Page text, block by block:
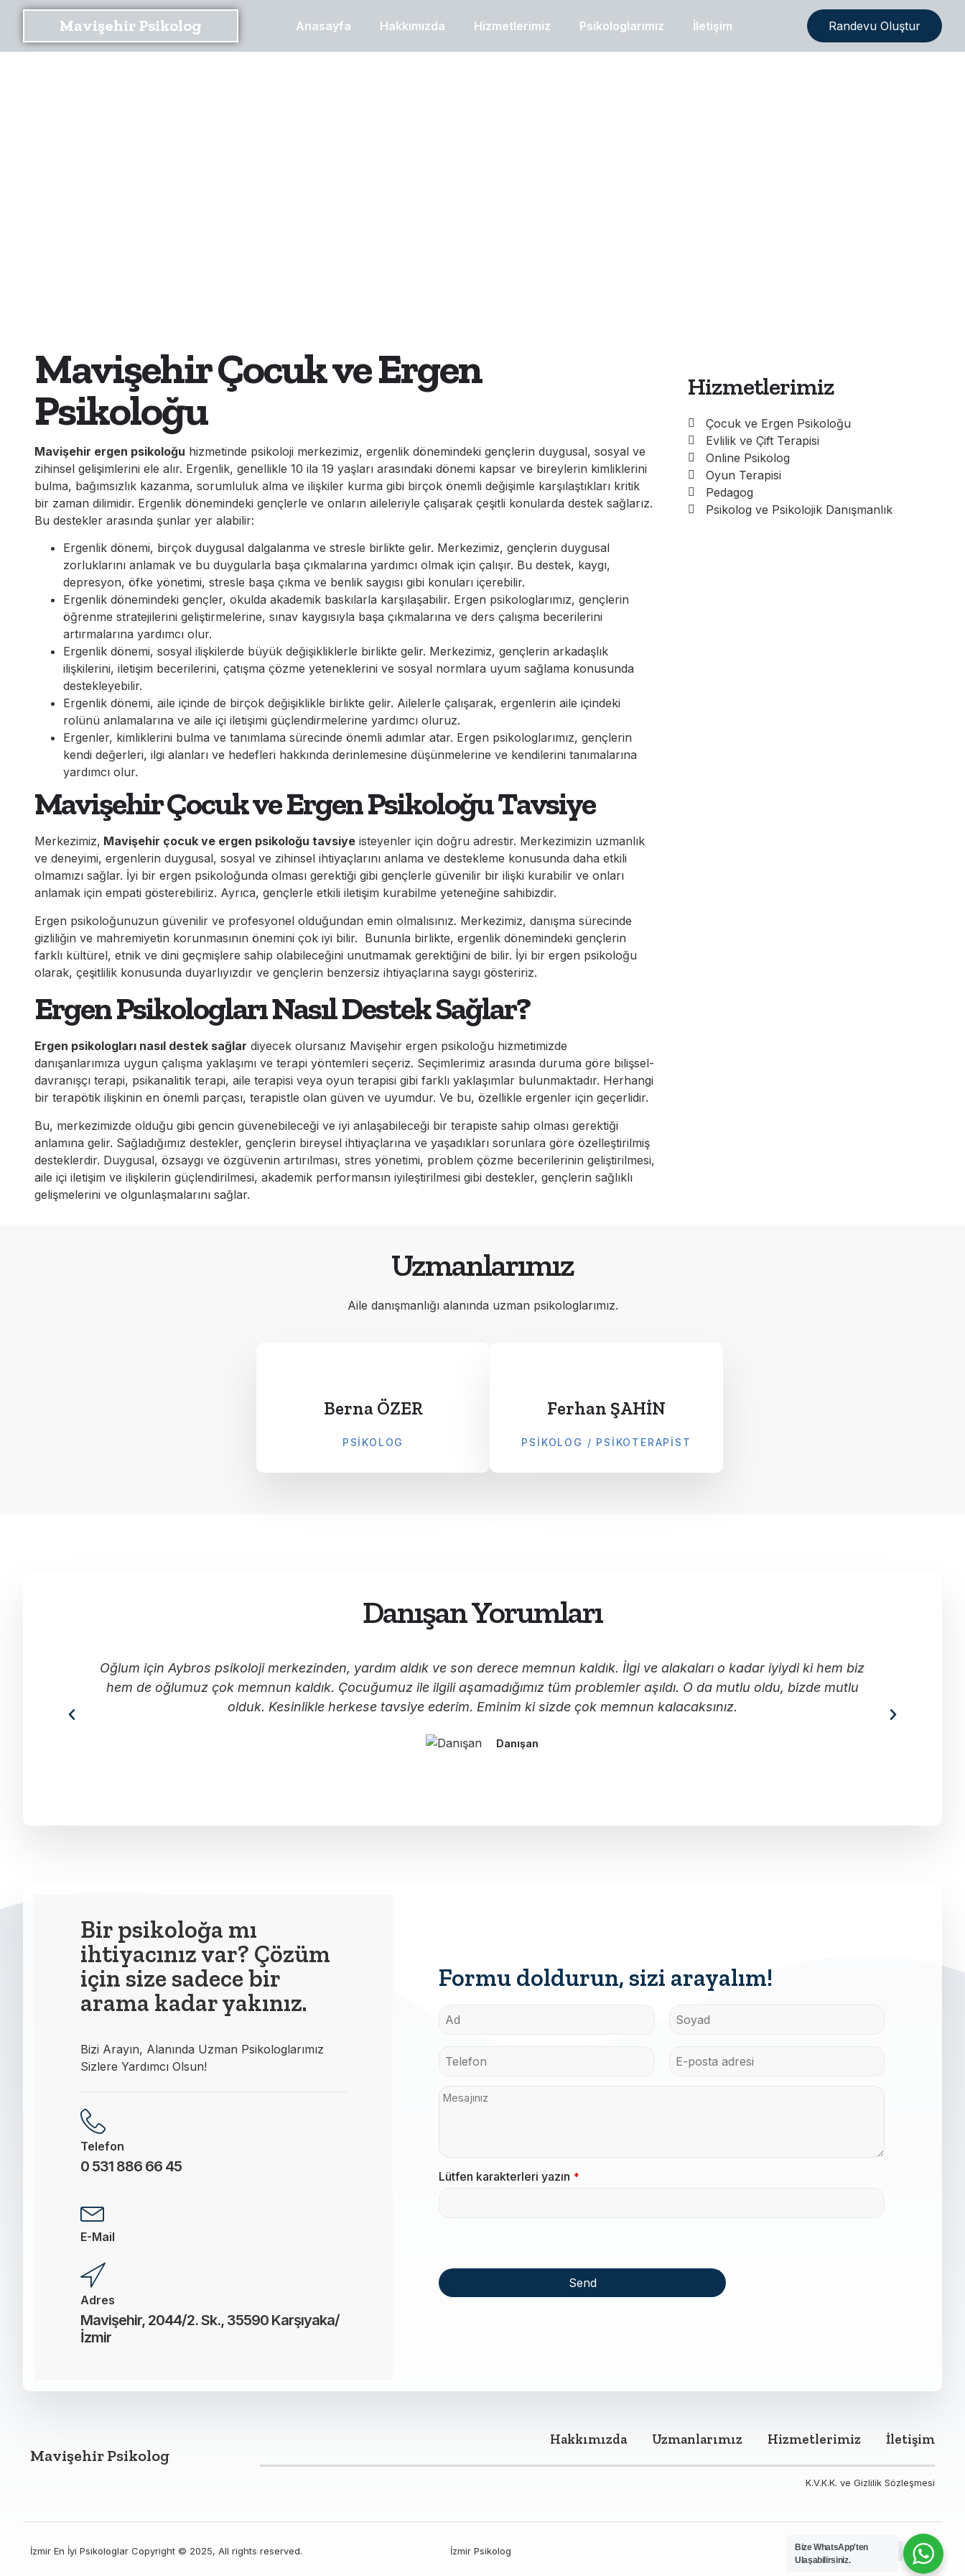
Mavişehir Psikolog Anasayfa Hakkımızda Hizmetlerimiz Psikologlarımız İletişim Randevu Oluştur
Mavişehir Çocuk ve Ergen
Psikoloğu
Mavişehir ergen psikoloğu hizmetinde psikoloji merkezimiz, ergenlik dönemindeki gençlerin duygusal, sosyal ve
zihinsel gelişimlerini ele alır. Ergenlik, genellikle 10 ila 19 yaşları arasındaki dönemi kapsar ve bireylerin kimliklerini
bulma, bağımsızlık kazanma, sorumluluk alma ve ilişkiler kurma gibi birçok önemli değişimle karşılaştıkları kritik
bir zaman dilimidir. Ergenlik dönemindeki gençlerle ve onların aileleriyle çalışarak çeşitli konularda destek sağlarız.
Bu destekler arasında şunlar yer alabilir:
Ergenlik dönemi, birçok duygusal dalgalanma ve stresle birlikte gelir. Merkezimiz, gençlerin duygusal
zorluklarını anlamak ve bu duygularla başa çıkmalarına yardımcı olmak için çalışır. Bu destek, kaygı,
depresyon, öfke yönetimi, stresle başa çıkma ve benlik saygısı gibi konuları içerebilir.
Ergenlik dönemindeki gençler, okulda akademik baskılarla karşılaşabilir. Ergen psikologlarımız, gençlerin
öğrenme stratejilerini geliştirmelerine, sınav kaygısıyla başa çıkmalarına ve ders çalışma becerilerini
artırmalarına yardımcı olur.
Ergenlik dönemi, sosyal ilişkilerde büyük değişikliklerle birlikte gelir. Merkezimiz, gençlerin arkadaşlık
ilişkilerini, iletişim becerilerini, çatışma çözme yeteneklerini ve sosyal normlara uyum sağlama konusunda
destekleyebilir.
Ergenlik dönemi, aile içinde de birçok değişiklikle birlikte gelir. Ailelerle çalışarak, ergenlerin aile içindeki
rolünü anlamalarına ve aile içi iletişimi güçlendirmelerine yardımcı oluruz.
Ergenler, kimliklerini bulma ve tanımlama sürecinde önemli adımlar atar. Ergen psikologlarımız, gençlerin
kendi değerleri, ilgi alanları ve hedefleri hakkında derinlemesine düşünmelerine ve kendilerini tanımalarına
yardımcı olur.
Mavişehir Çocuk ve Ergen Psikoloğu Tavsiye
Merkezimiz, Mavişehir çocuk ve ergen psikoloğu tavsiye isteyenler için doğru adrestir. Merkezimizin uzmanlık
ve deneyimi, ergenlerin duygusal, sosyal ve zihinsel ihtiyaçlarını anlama ve destekleme konusunda daha etkili
olmamızı sağlar. İyi bir ergen psikoloğunda olması gerektiği gibi gençlerle güvenilir bir ilişki kurabilir ve onları
anlamak için empati gösterebiliriz. Ayrıca, gençlerle etkili iletişim kurabilme yeteneğine sahibizdir.
Ergen psikoloğunuzun güvenilir ve profesyonel olduğundan emin olmalısınız. Merkezimiz, danışma sürecinde
gizliliğin ve mahremiyetin korunmasının önemini çok iyi bilir. Bununla birlikte, ergenlik dönemindeki gençlerin
farklı kültürel, etnik ve dini geçmişlere sahip olabileceğini unutmamak gerektiğini de bilir. İyi bir ergen psikoloğu
olarak, çeşitlilik konusunda duyarlıyızdır ve gençlerin benzersiz ihtiyaçlarına saygı gösteririz.
Ergen Psikologları Nasıl Destek Sağlar?
Ergen psikologları nasıl destek sağlar diyecek olursanız Mavişehir ergen psikoloğu hizmetimizde
danışanlarımıza uygun çalışma yaklaşımı ve terapi yöntemleri seçeriz. Seçimlerimiz arasında duruma göre bilişsel-
davranışçı terapi, psikanalitik terapi, aile terapisi veya oyun terapisi gibi farklı yaklaşımlar bulunmaktadır. Herhangi
bir terapötik ilişkinin en önemli parçası, terapistle olan güven ve uyumdur. Ve bu, özellikle ergenler için geçerlidir.
Bu, merkezimizde olduğu gibi gencin güvenebileceği ve iyi anlaşabileceği bir terapiste sahip olması gerektiği
anlamına gelir. Sağladığımız destekler, gençlerin bireysel ihtiyaçlarına ve yaşadıkları sorunlara göre özelleştirilmiş
desteklerdir. Duygusal, özsaygı ve özgüvenin artırılması, stres yönetimi, problem çözme becerilerinin geliştirilmesi,
aile içi iletişim ve ilişkilerin güçlendirilmesi, akademik performansın iyileştirilmesi gibi destekler, gençlerin sağlıklı
gelişmelerini ve olgunlaşmalarını sağlar.
Hizmetlerimiz
Çocuk ve Ergen Psikoloğu
Evlilik ve Çift Terapisi
Online Psikolog
Oyun Terapisi
Pedagog
Psikolog ve Psikolojik Danışmanlık
Uzmanlarımız
Aile danışmanlığı alanında uzman psikologlarımız.
Berna ÖZER
PSIKOLOG
Ferhan ŞAHİN
PSIKOLOG / PSIKOTERAPIST
Danışan Yorumları
Oğlum için Aybros psikoloji merkezinden, yardım aldık ve son derece memnun kaldık. İlgi ve alakaları o kadar iyiydi ki hem biz
hem de oğlumuz çok memnun kaldık. Çocuğumuz ile ilgili aşamadığımız tüm problemler aşıldı. O da mutlu oldu, bizde mutlu
olduk. Kesinlikle herkese tavsiye ederim. Eminim ki sizde çok memnun kalacaksınız.
Danışan
Bir psikoloğa mı
ihtiyacınız var? Çözüm
için size sadece bir
arama kadar yakınız.
Bizi Arayın, Alanında Uzman Psikologlarımız
Sizlere Yardımcı Olsun!
Telefon
0 531 886 66 45
E-Mail
Adres
Mavişehir, 2044/2. Sk., 35590 Karşıyaka/
İzmir
Formu doldurun, sizi arayalım!
Lütfen karakterleri yazın *
Send
Mavişehir Psikolog
Hakkımızda Uzmanlarımız Hizmetlerimiz İletişim
K.V.K.K. ve Gizlilik Sözleşmesi
İzmir En İyi Psikologlar Copyright © 2025, All rights reserved. İzmir Psikolog
Bize WhatsApp'ten
Ulaşabilirsiniz.